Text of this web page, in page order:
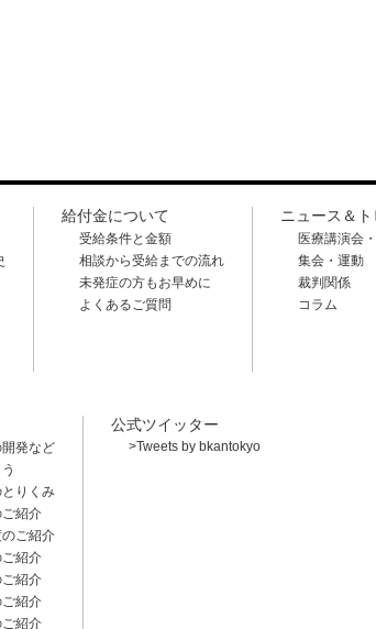
給付金について
受給条件と金額
相談から受給までの流れ
未発症の方もお早めに
よくあるご質問
ニュース＆ト
医療講演会
集会・運動
裁判関係
コラム
発など
りくみ
紹介
ご紹介
紹介
紹介
紹介
紹介
公式ツイッター
>Tweets by bkantokyo